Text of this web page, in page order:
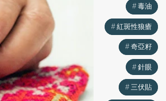
毒油
紅斑性狼瘡
奇亞籽
針眼
三伏貼
毒油
紅斑性狼瘡
奇亞籽
針眼
三伏貼